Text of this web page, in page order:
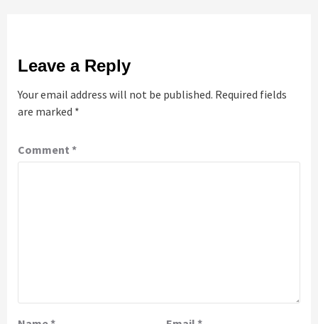
Leave a Reply
Your email address will not be published. Required fields
are marked *
Comment *